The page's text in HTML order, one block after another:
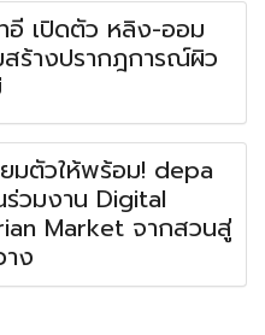
อี เปิดตัว หลิง-ออม
สร้างปรากฎการณ์ผิว
ยมตัวให้พร้อม! depa
ร่วมงาน Digital
Market จากสวนสู่
ง